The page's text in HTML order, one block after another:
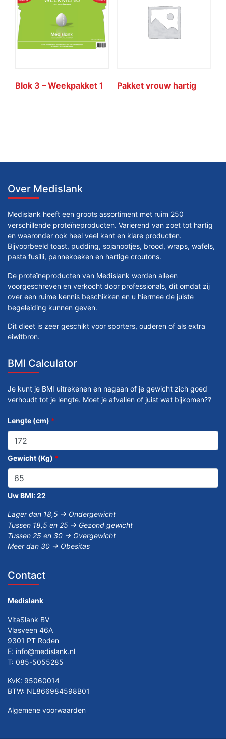
Blok 3 – Weekpakket 1 Pakket vrouw hartig
Over Medislank
Medislank heeft een groots assortiment met ruim 250
verschillende proteïneproducten. Varierend van zoet tot hartig
en waaronder ook heel veel kant en klare producten.
Bijvoorbeeld toast, pudding, sojanootjes, brood, wraps, wafels,
pasta fusilli, pannekoeken en hartige croutons.
De proteïneproducten van Medislank worden alleen
voorgeschreven en verkocht door professionals, dit omdat zij
over een ruime kennis beschikken en u hiermee de juiste
begeleiding kunnen geven.
Dit dieet is zeer geschikt voor sporters, ouderen of als extra
eiwitbron.
BMI Calculator
Je kunt je BMI uitrekenen en nagaan of je gewicht zich goed
verhoudt tot je lengte. Moet je afvallen of juist wat bijkomen??
Lengte (cm) *
Gewicht (Kg) *
Uw BMI:22
Lager dan 18,5 -> Ondergewicht
Tussen 18,5 en 25 -> Gezond gewicht
Tussen 25 en 30 -> Overgewicht
Meer dan 30 -> Obesitas
Contact
Medislank
VitaSlank BV
Vlasveen 46A
9301 PT Roden
E: info@medislank.nl
T: 085-5055285
KvK: 95060014
BTW: NL866984598B01
Algemene voorwaarden